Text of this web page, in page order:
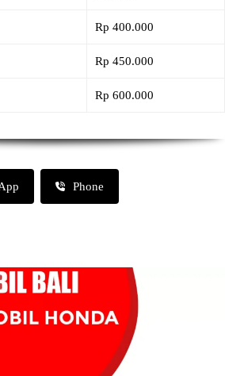
Rp 400.000
Rp 450.000
Rp 600.000
Phone